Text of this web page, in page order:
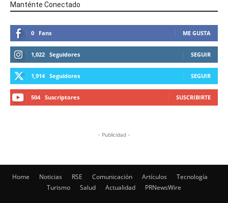
Manténte Conectado
0 Fans ME GUSTA
1,022 Seguidores SEGUIR
1,914 Seguidores SEGUIR
504 Suscriptores SUSCRIBIRTE
- Publicidad -
Home Noticias RSE Comunicación Artículos
Tecnología
Turismo
Salud Actualidad PRNewsWire